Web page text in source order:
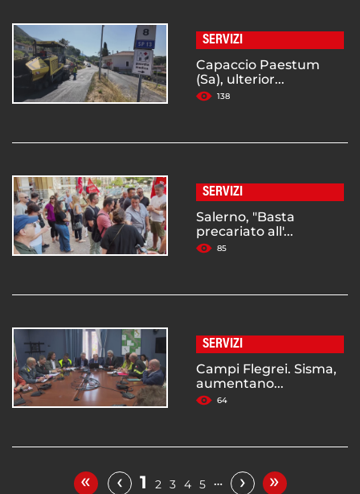
SERVIZI
Capaccio Paestum
(Sa), ulterior...
138
SERVIZI
Salerno, "Basta
precariato all'...
85
SERVIZI
Campi Flegrei. Sisma,
aumentano...
64
« ‹ 1 2 3 4 5 … › »